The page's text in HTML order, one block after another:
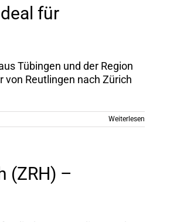
für
Tübingen und der Region
Reutlingen nach Zürich
Weiterlesen
(ZRH) –